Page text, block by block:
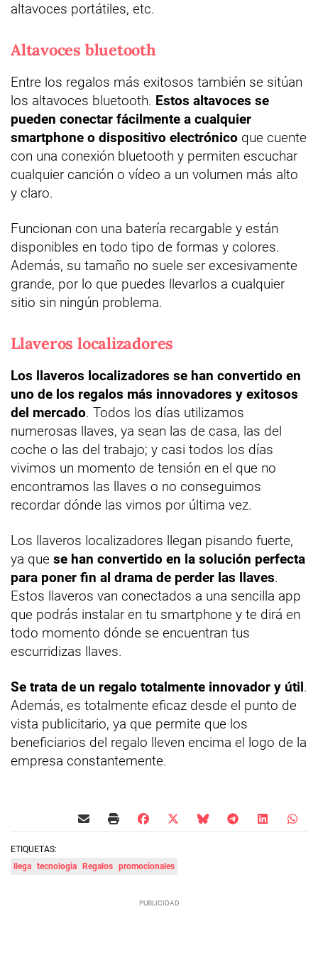
altavoces portátiles, etc.
Altavoces bluetooth
Entre los regalos más exitosos también se sitúan
los altavoces bluetooth. Estos altavoces se
pueden conectar fácilmente a cualquier
smartphone o dispositivo electrónico que cuente
con una conexión bluetooth y permiten escuchar
cualquier canción o vídeo a un volumen más alto
y claro.
Funcionan con una batería recargable y están
disponibles en todo tipo de formas y colores.
Además, su tamaño no suele ser excesivamente
grande, por lo que puedes llevarlos a cualquier
sitio sin ningún problema.
Llaveros localizadores
Los llaveros localizadores se han convertido en
uno de los regalos más innovadores y exitosos
del mercado. Todos los días utilizamos
numerosas llaves, ya sean las de casa, las del
coche o las del trabajo; y casi todos los días
vivimos un momento de tensión en el que no
encontramos las llaves o no conseguimos
recordar dónde las vimos por última vez.
Los llaveros localizadores llegan pisando fuerte,
ya que se han convertido en la solución perfecta
para poner fin al drama de perder las llaves.
Estos llaveros van conectados a una sencilla app
que podrás instalar en tu smartphone y te dirá en
todo momento dónde se encuentran tus
escurridizas llaves.
Se trata de un regalo totalmente innovador y útil.
Además, es totalmente eficaz desde el punto de
vista publicitario, ya que permite que los
beneficiarios del regalo lleven encima el logo de la
empresa constantemente.
ETIQUETAS:
llega tecnologia Regalos promocionales